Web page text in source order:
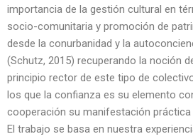
importancia de la gestión cultural en
socio-comunitaria y promoción de
desde la conurbanidad y la
(Schutz, 2015) recuperando la noción
principio rector de este tipo de
los que la confianza es su elemento
cooperación su manifestación práctica
El trabajo se basa en nuestra